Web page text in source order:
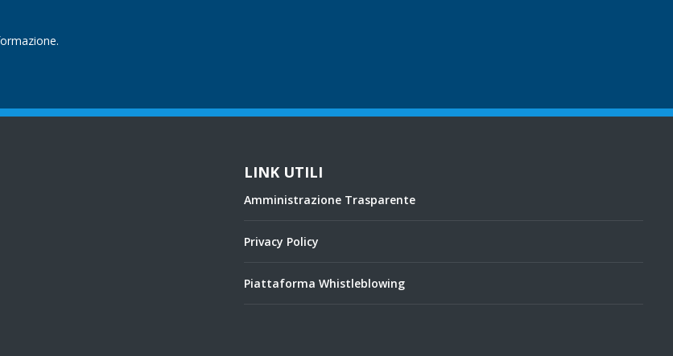
LINK UTILI
Amministrazione Trasparente
Privacy Policy
Piattaforma Whistleblowing